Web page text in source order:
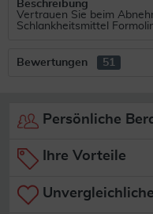
Beschreibung
Vertrauen Sie beim
Schlankheitsmittel
Bewertungen 51
Persönliche
Ihre Vorteile